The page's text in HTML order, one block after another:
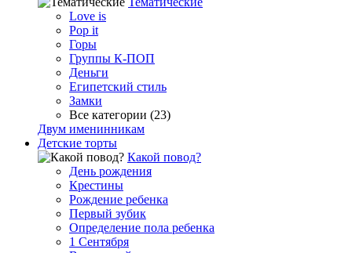
Love is
Pop it
Горы
Группы К-ПОП
Деньги
Египетский стиль
Замки
Все категории (23)
Двум именинникам
Детские торты
Какой повод?
День рождения
Крестины
Рождение ребенка
Первый зубик
Определение пола ребенка
1 Сентября